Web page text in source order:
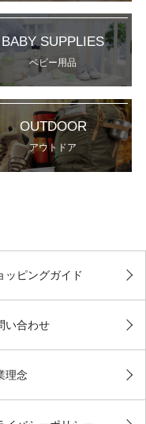
BABY SUPPLIES
ベビー用品
OUTDOOR
アウトドア
ッピングガイド
い合わせ
理念